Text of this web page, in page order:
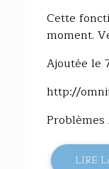
Cette
moment.
Ajoutée le
http://
LIRE